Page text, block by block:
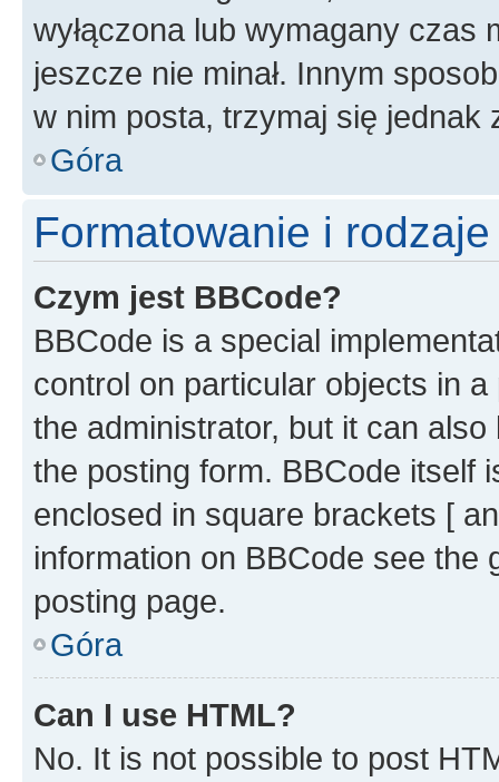
wyłączona lub wymagany czas
jeszcze nie minał. Innym
w nim posta, trzymaj się jednak
Góra
Formatowanie i
Czym jest BBCode?
BBCode is a special
control on particular objects in
the administrator, but it can
the posting form. BBCode itself
enclosed in square brackets [
information on BBCode see
posting page.
Góra
Can I use HTML?
No. It is not possible to post